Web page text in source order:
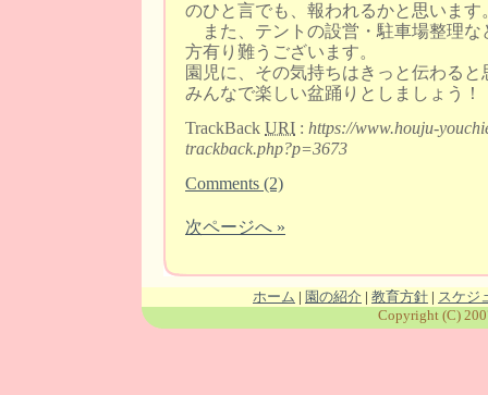
のひと言でも、報われるかと思います
また、テントの設営・駐車場整理な
方有り難うございます。
園児に、その気持ちはきっと伝わると
みんなで楽しい盆踊りとしましょう！
TrackBack URI : https://www.houju-
trackback.php?p=3673
Comments (2)
次ページへ »
ホーム | 園の紹介 | 教育方針 | スケジ
Copyright (C)